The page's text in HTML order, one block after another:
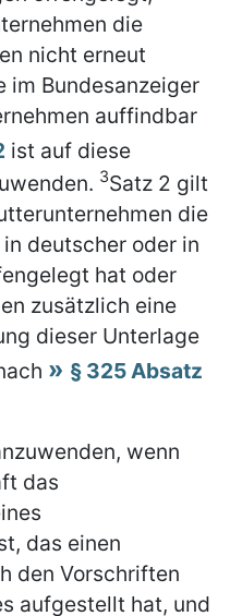
die
nicht erneut
im Bundesanzeiger
auffindbar
ist auf diese
3Satz 2 gilt
die
deutscher oder in
hat oder
zusätzlich eine
dieser Unterlage
§ 325 Absatz
wenn
das
das einen
den Vorschriften
aufgestellt hat, und